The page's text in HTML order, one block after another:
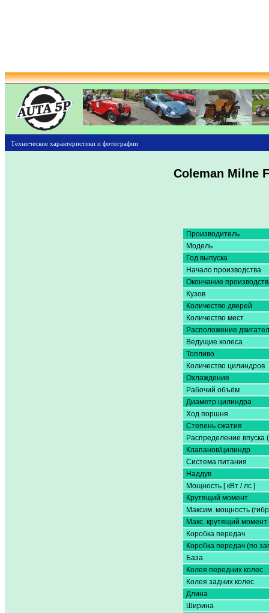
Технические характеристики и фотографии
Coleman Milne
Производитель
Модель
Год выпуска
Начало производства
Окончание
Кузов
Количество дверей
Количество мест
Расположение
Ведущие колеса
Топливо
Количество цилиндров
Охлаждение
Рабочий объём
Диаметр цилиндра
Ход поршня
Степень сжатия
Распределение впуска
Клапанов/цилиндр
Система питания
Наддув
Мощность [ кВт / лс ]
Крутящий момент
Максим. мощность
Макс. крутящий момент
Коробка передач
Коробка передач (по
База
Колея передних колес
Колея задних колес
Длина
Ширина